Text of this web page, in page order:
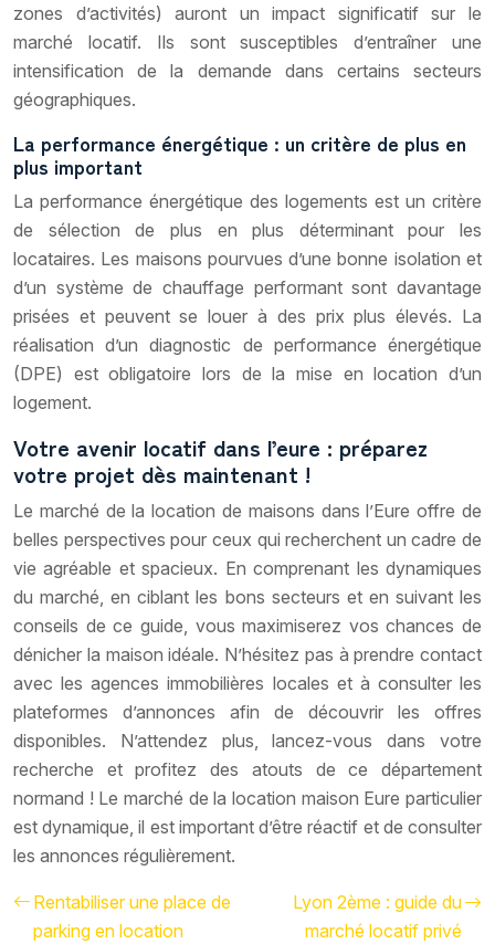
zones d’activités) auront un impact significatif sur le
marché locatif. Ils sont susceptibles d’entraîner une
intensification de la demande dans certains secteurs
géographiques.
La performance énergétique : un critère de plus en
plus important
La performance énergétique des logements est un critère
de sélection de plus en plus déterminant pour les
locataires. Les maisons pourvues d’une bonne isolation et
d’un système de chauffage performant sont davantage
prisées et peuvent se louer à des prix plus élevés. La
réalisation d’un diagnostic de performance énergétique
(DPE) est obligatoire lors de la mise en location d’un
logement.
Votre avenir locatif dans l’eure : préparez
votre projet dès maintenant !
Le marché de la location de maisons dans l’Eure offre de
belles perspectives pour ceux qui recherchent un cadre de
vie agréable et spacieux. En comprenant les dynamiques
du marché, en ciblant les bons secteurs et en suivant les
conseils de ce guide, vous maximiserez vos chances de
dénicher la maison idéale. N’hésitez pas à prendre contact
avec les agences immobilières locales et à consulter les
plateformes d’annonces afin de découvrir les offres
disponibles. N’attendez plus, lancez-vous dans votre
recherche et profitez des atouts de ce département
normand ! Le marché de la location maison Eure particulier
est dynamique, il est important d’être réactif et de consulter
les annonces régulièrement.
Rentabiliser une place de
parking en location
Lyon 2ème : guide du
marché locatif privé